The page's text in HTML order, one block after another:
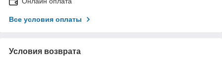
Все условия оплаты
Условия возврата